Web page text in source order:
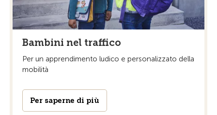
Bambini nel traffico
Per un apprendimento ludico e personalizzato della
mobilità
Per saperne di più